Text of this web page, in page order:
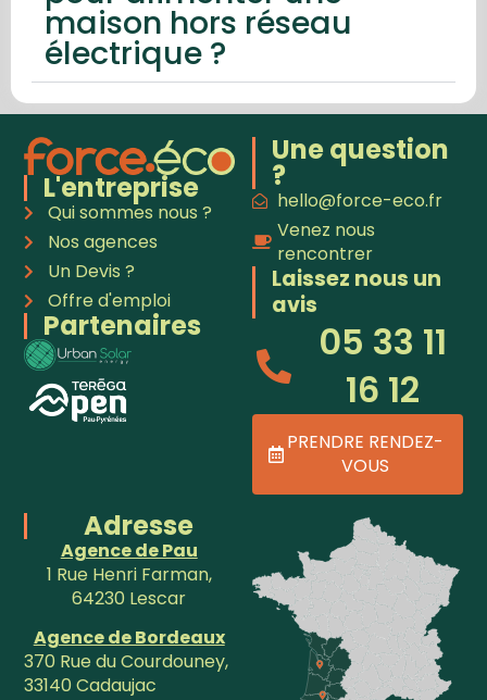
maison hors réseau
électrique ?
L'entreprise
Qui sommes nous ?
Nos agences
Un Devis ?
Offre d'emploi
Partenaires
Une question
?
hello@force-eco.fr
Venez nous
rencontrer
Laissez nous un
avis
05 33 11
16 12
PRENDRE RENDEZ-
VOUS
Adresse
Agence de Pau
1 Rue Henri Farman,
64230 Lescar
Agence de Bordeaux
370 Rue du Courdouney,
33140 Cadaujac